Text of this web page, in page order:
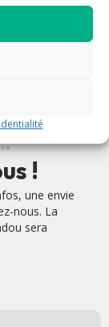
!
une envie
nous. La
sera